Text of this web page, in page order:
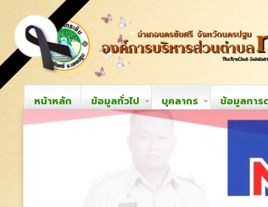
หน้าหลัก ข้อมูลทั่วไป บุคลากร ข้อมูลการ